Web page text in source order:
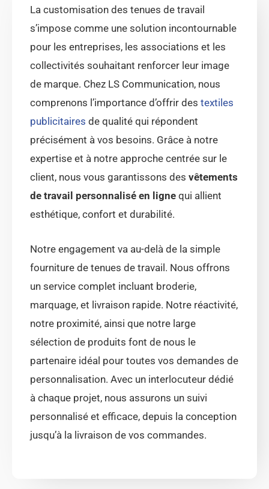
La customisation des tenues de travail
s’impose comme une solution incontournable
pour les entreprises, les associations et les
collectivités souhaitant renforcer leur image
de marque. Chez LS Communication, nous
comprenons l’importance d’offrir des textiles
publicitaires de qualité qui répondent
précisément à vos besoins. Grâce à notre
expertise et à notre approche centrée sur le
client, nous vous garantissons des vêtements
de travail personnalisé en ligne qui allient
esthétique, confort et durabilité.
Notre engagement va au-delà de la simple
fourniture de tenues de travail. Nous offrons
un service complet incluant broderie,
marquage, et livraison rapide. Notre réactivité,
notre proximité, ainsi que notre large
sélection de produits font de nous le
partenaire idéal pour toutes vos demandes de
personnalisation. Avec un interlocuteur dédié
à chaque projet, nous assurons un suivi
personnalisé et efficace, depuis la conception
jusqu’à la livraison de vos commandes.